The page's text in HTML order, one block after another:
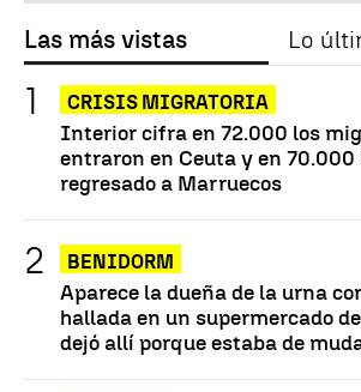
Las más vistas Lo
CRISIS MIGRATORIA
Interior cifra en 72.000 los
entraron en Ceuta y en 70.000
regresado a Marruecos
BENIDORM
Aparece la dueña de la urna
hallada en un supermercado
dejó allí porque estaba de